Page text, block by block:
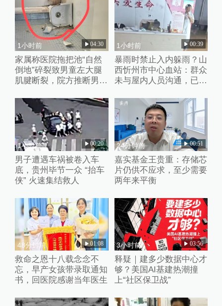
1小时前 04:30
家属称医院拖把池“自然
倒地”碎裂致男童左大腿
肌腱断裂，院方推断男童
倒
1小时前 00:39
暴雨时禁止入内躲雨？山
西忻州市中心血站：群众
未与屋内人员沟通，已批
1小时前 00:20
男子遭遇车祸被卷入车
底，贵州毕节一众 “抬车
侠” 火速集结救人
24分钟前 00:51
嘉实基金王贵重：存储芯
片仍供不应求，至少需要
两年来平衡
48分钟前 01:08
救命之恩十八载念念不
忘，早产女孩带录取通知
书，回医院感谢当年医生
3小时前 03:56
释疑｜建多少数据中心才
够？美国AI基建热潮撞
上“社区保卫战”